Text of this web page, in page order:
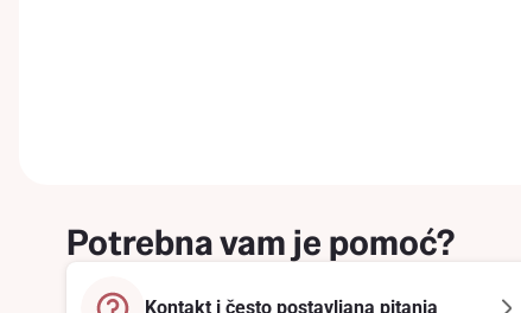
Potrebna vam je pomoć?
Kontakt i često postavljana pitanja